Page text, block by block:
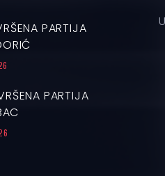
PARTIJA
PARTIJA